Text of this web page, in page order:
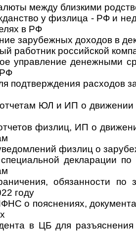
между близкими
у физлица - РФ и
в РФ
зарубежных доходов в
работник российской
управление денежными
подтверждения расхо­дов
ЮЛ и ИП о движении
физлиц, ИП о
физлиц о
декларации
обязан­ности по
году
о поясне­ниях,
в ЦБ для